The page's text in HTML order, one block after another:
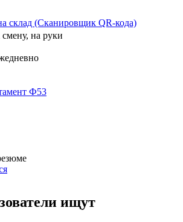
склад (Сканировщик QR-кода)
смену, на руки
Ф53
ищут